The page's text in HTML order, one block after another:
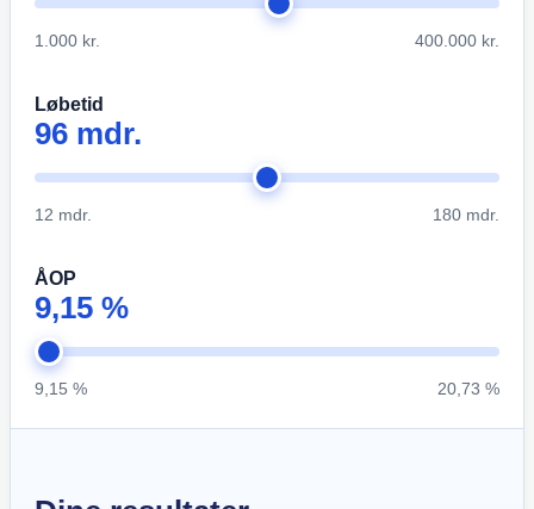
1.000 kr. 400.000 kr.
Løbetid
96 mdr.
12 mdr. 180 mdr.
ÅOP
9,15 %
9,15 % 20,73 %